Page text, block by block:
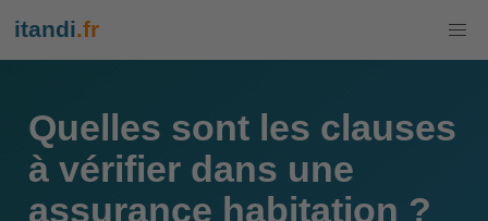
itandi.fr
Quelles sont les clauses
à vérifier dans une
assurance habitation ?